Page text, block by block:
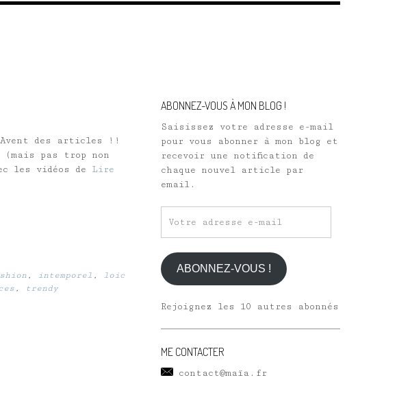
des articles !!
pas trop non
les vidéos de Lire
, intemporel , loic
,
trendy
ABONNEZ-VOUS À MON BLOG !
Saisissez votre adresse e-mail
pour vous abonner à mon blog et
recevoir une notification de
chaque nouvel article par
email.
adresse
e-
mail
ABONNEZ-VOUS !
Rejoignez les 10 autres abonnés
ME CONTACTER
contact@maïa.fr